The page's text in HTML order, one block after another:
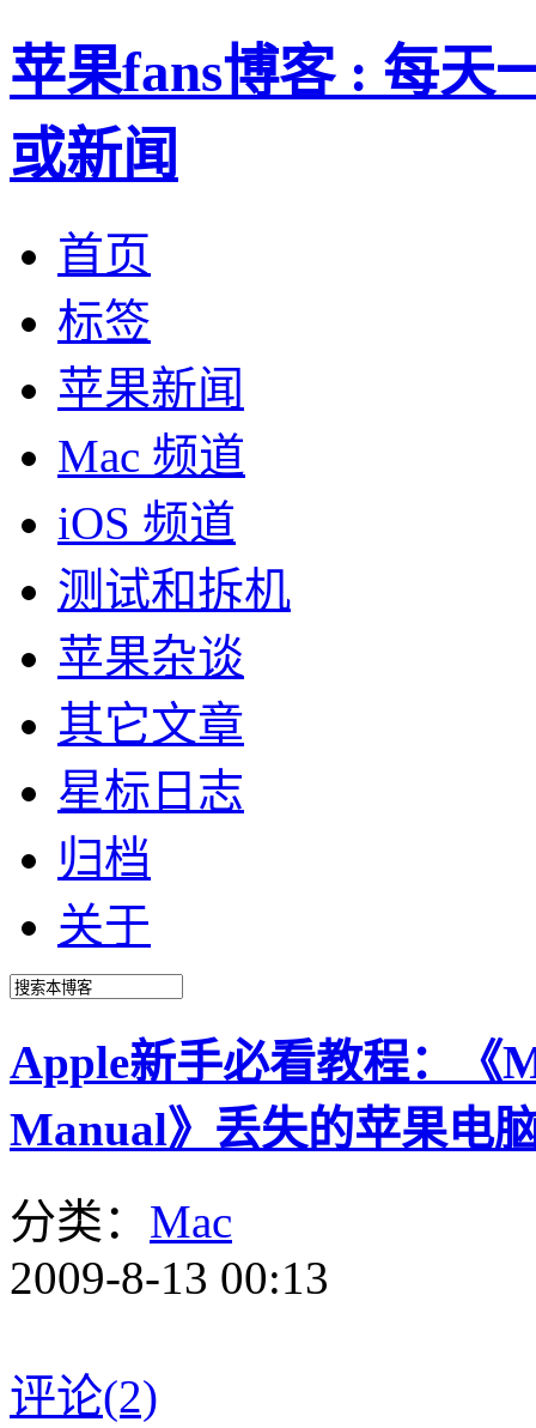
苹果fans博客 : 每天
或新闻
首页
标签
苹果新闻
Mac 频道
iOS 频道
测试和拆机
苹果杂谈
其它文章
星标日志
归档
关于
Apple新手必看教程：《
Manual》丢失的苹果电
分类： Mac
2009-8-13 00:13
评论(2)